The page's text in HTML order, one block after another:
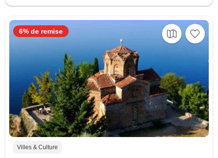
Villes & Culture
6% de remise